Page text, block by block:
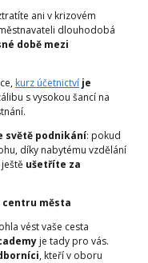
ani v krizovém
dlouhodobá
době mezi
kurz účetnictví je
s vysokou šancí na
světě podnikání: pokud
díky nabytému vzdělání
ještě ušetříte za
centru města
vést vaše cesta
je tady pro vás.
, kteří v oboru